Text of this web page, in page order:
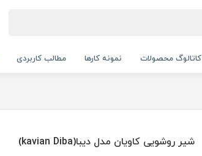
کاتالوگ محصولات نمونه کارها مطالب کاربردی
شیر روشویی کاویان مدل دیبا(kavian Diba)